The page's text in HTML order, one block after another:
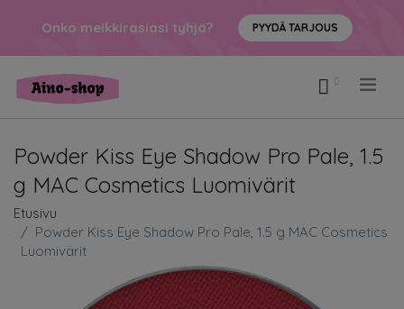
Onko meikkirasiasi tyhjä? PYYDÄ TARJOUS
Powder Kiss Eye Shadow Pro Pale, 1.5
g MAC Cosmetics Luomivärit
Etusivu
Powder Kiss Eye Shadow Pro Pale, 1.5 g MAC Cosmetics
Luomivärit